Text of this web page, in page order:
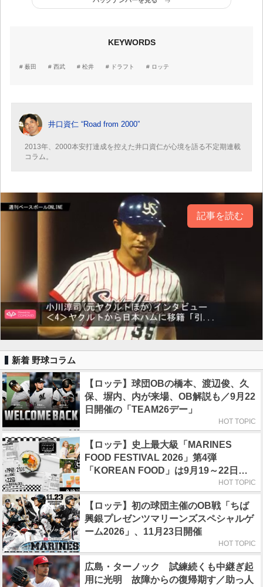
KEYWORDS
薮田 西武 松井 ドラフト ロッテ
井口資仁 “Road from 2000”
2013年、2000本安打達成を控えた井口資仁が心境を語る不定期連載
コラム。
記事を読む
新着 野球コラム
【ロッテ】球団OBの橋本、渡辺俊、久
保、塀内、内が来場、OB解説も／9月22
日開催の「TEAM26デー」
HOT TOPIC
【ロッテ】史上最大級「MARINES
FOOD FESTIVAL 2026」第4弾
「KOREAN FOOD」は9月19～22日／
HOT TOPIC
【ロッテ】初の球団主催のOB戦「ちば
興銀プレゼンツマリーンズスペシャルゲ
ーム2026」、11月23日開催
HOT TOPIC
広島・ターノック 試練続くも中継ぎ起
用に光明 故障からの復帰期す／助っ人